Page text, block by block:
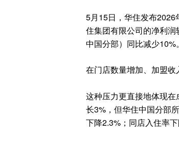
5月15日，华住发布
住集团有限公司的净利
中国分部）同比减少10%。
在门店数量增加、加盟收
这种压力更直接地体现
长3%，但华住中国分部
下降2.3%；同店入住率下